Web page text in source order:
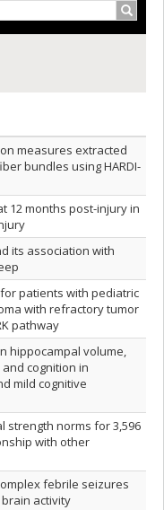
décroissant
measures extracted
bundles using HARDI-
12 months post-injury in
its association with
patients with pediatric
with refractory tumor
pathway
hippocampal volume,
cognition in
mild cognitive
strength norms for 3,596
with other
febrile seizures
activity